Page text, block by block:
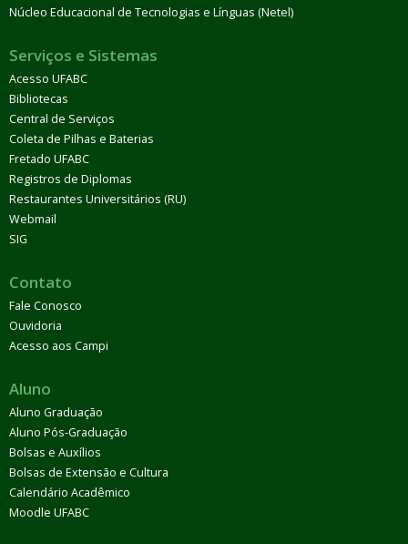
Núcleo Educacional de Tecnologias e Línguas (Netel)
Serviços e Sistemas
Acesso UFABC
Bibliotecas
Central de Serviços
Coleta de Pilhas e Baterias
Fretado UFABC
Registros de Diplomas
Restaurantes Universitários (RU)
Webmail
SIG
Contato
Fale Conosco
Ouvidoria
Acesso aos Campi
Aluno
Aluno Graduação
Aluno Pós-Graduação
Bolsas e Auxílios
Bolsas de Extensão e Cultura
Calendário Acadêmico
Moodle UFABC